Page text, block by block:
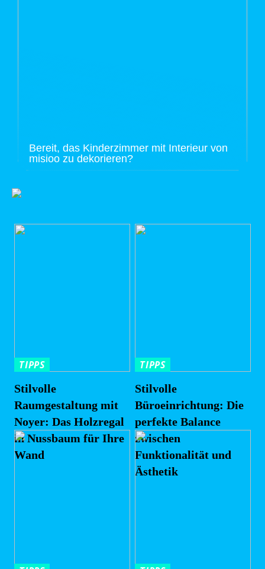
Bereit, das Kinderzimmer mit Interieur von
misioo zu dekorieren?
TIPPS
Stilvolle
Raumgestaltung mit
Noyer: Das Holzregal
in Nussbaum für Ihre
Wand
TIPPS
Stilvolle
Büroeinrichtung: Die
perfekte Balance
zwischen
Funktionalität und
Ästhetik